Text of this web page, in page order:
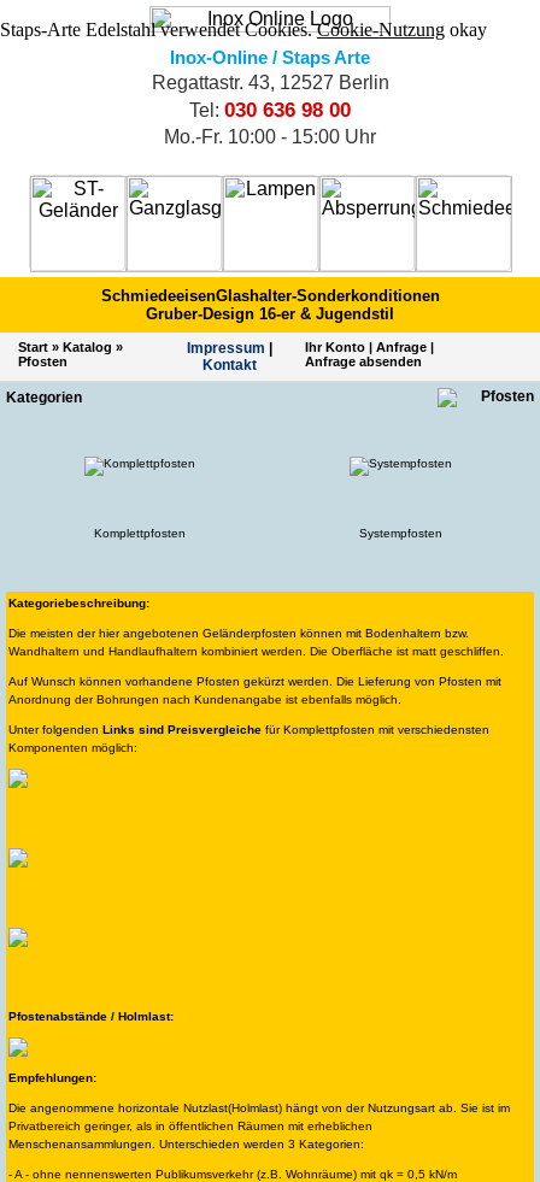
Staps-Arte Edelstahl verwendet Cookies.Cookie-Nutzung okay
Inox-Online / Staps Arte
Regattastr. 43, 12527 Berlin
Tel: 030 636 98 00
Mo.-Fr. 10:00 - 15:00 Uhr
SchmiedeeisenGlashalter-Sonderkonditionen
Gruber-Design 16-er & Jugendstil
Start » Katalog »
Pfosten
Impres­sum
Kontakt
Ihr Konto| Anfrage|
Anfrage absenden
Kategorien
Komplettpfosten Systempfosten
Kategoriebeschreibung:
Die meisten der hier angebotenen Geländerpfosten können mit Bodenhaltern bzw.
Wandhaltern und Handlaufhaltern kombiniert werden. Die Oberfläche ist matt geschliffen.
Auf Wunsch können vorhandene Pfosten gekürzt werden. Die Lieferung von Pfosten mit
Anordnung der Bohrungen nach Kundenangabe ist ebenfalls möglich.
Unter folgenden Links sind Preisvergleiche für Komplettpfosten mit verschiedensten
Komponenten möglich:
Pfostenabstände / Holmlast:
Empfehlungen:
Die angenommene horizontale Nutzlast(Holmlast) hängt von der Nutzungsart ab. Sie ist im
Privatbereich geringer, als in öffentlichen Räumen mit erheblichen
Menschenansammlungen. Unterschieden werden 3 Kategorien:
- A - ohne nennenswerten Publikumsverkehr (z.B. Wohnräume) mit qk = 0,5 kN/m